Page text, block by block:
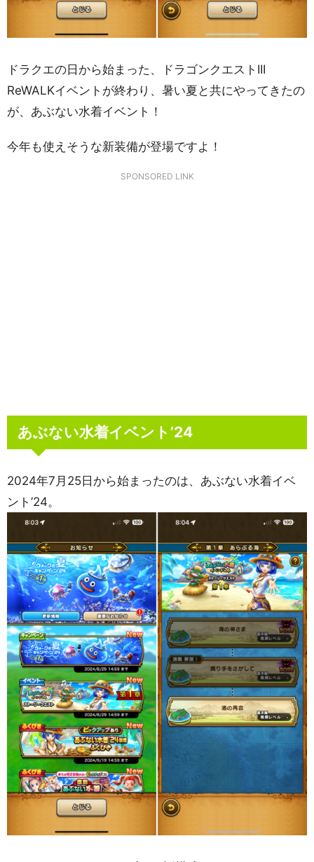
ドラクエの日から始まった、ドラゴンクエストIII
ReWALKイベントが終わり、暑い夏と共にやってきたの
が、あぶない水着イベント！
今年も使えそうな新装備が登場ですよ！
SPONSORED LINK
あぶない水着イベント’24
2024年7月25日から始まったのは、あぶない水着イベ
ント’24。